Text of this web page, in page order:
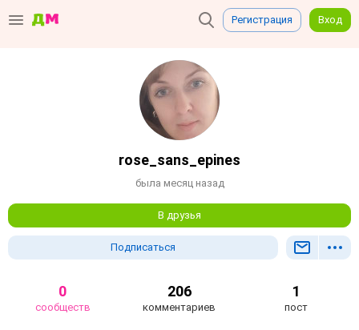
Регистрация Вход
rose_sans_epines
была месяц назад
В друзья
Подписаться
0
сообществ
206
комментариев
1
пост